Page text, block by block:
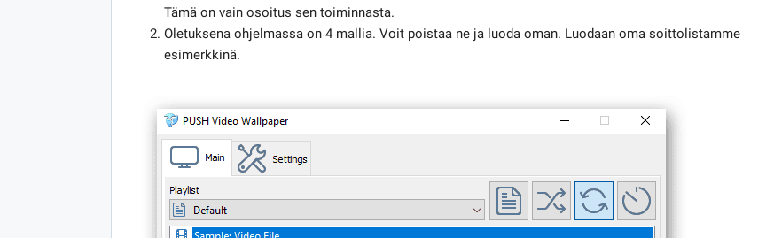
Tämä on vain osoitus sen toiminnasta.
Oletuksena ohjelmassa on 4 mallia. Voit poistaa ne ja luoda oman. Luodaan oma soittolistamme
esimerkkinä.